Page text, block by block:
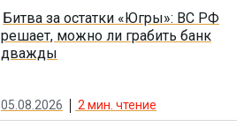
Битва за остатки «Югры»: ВС РФ
решает, можно ли грабить банк
дважды
05.08.2026 2 мин. чтение